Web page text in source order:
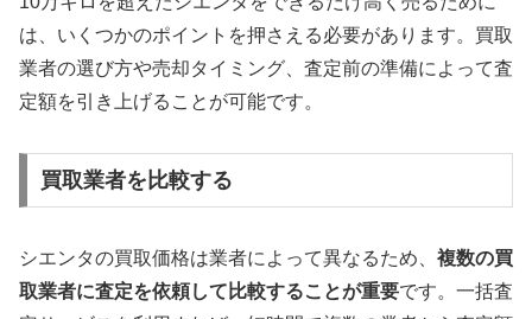
は、いくつかのポイントを押さえる必要があります。買取
業者の選び方や売却タイミング、査定前の準備によって査
定額を引き上げることが可能です。
買取業者を比較する
シエンタの買取価格は業者によって異なるため、 複数の買
取業者に査定を依頼して比較することが重要です。一括査